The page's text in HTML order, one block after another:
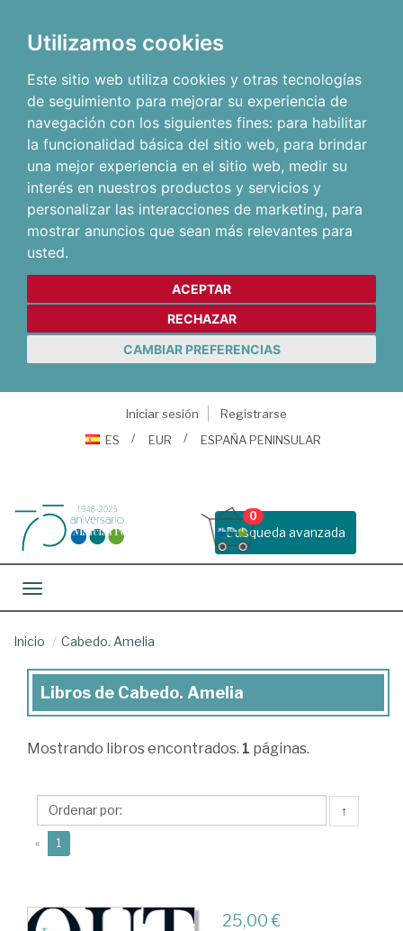
Utilizamos cookies
Este sitio web utiliza cookies y otras tecnologías
de seguimiento para mejorar su experiencia de
navegación con los siguientes fines: para habilitar
la funcionalidad básica del sitio web, para brindar
una mejor experiencia en el sitio web, medir su
interés en nuestros productos y servicios y
personalizar las interacciones de marketing, para
mostrar anuncios que sean más relevantes para
usted.
ACEPTAR
RECHAZAR
CAMBIAR PREFERENCIAS
Iniciar sesión
Registrarse
ES
EUR ESPAÑA PENINSULAR
Busqueda avanzada
0
Toggle navigation
Inicio Cabedo. Amelia
Libros
Cabedo.
Libros de Cabedo. Amelia
Mostrando libros encontrados. 1 páginas.
↑
« 1
25,00 €